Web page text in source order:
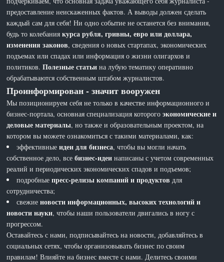
предоставление неискаженных фактов. А выводы должен сделать
каждый сам для себя! Ни одно событие не останется без внимания,
будь то колебаниякурса рубля, гривны, евро или доллара,
изменения законов, сведения о новых стартапах, экономических
подъемах или спадах или информация о жизни олигархов и
политиков.Полезные статьи на лубую тематику оперативно
обрабатываются собственным штабом журналистов.
Проинформирован - значит вооружен
Мы позиционируем себя не только в качестве информационного и
бизнес-портала, основная специализация которогоэкономические и
деловые материалы, но также и образовательным проектом, на
котором вы можете ознакомиться с такими материалами, как:
эффективныеидеи для бизнеса, чтобы вы могли начать
собственное дело, всебизнес-идеи написаны с учетом современных
реалий и периодических экономических спадов и подъемов;
подробныепресс-релизы компаний и продуктов для
сотрудничества;
свежиеновости информационных, высоких технологий и
новости науки, чтобы наши пользователи двигались в ногу с
прогрессом.
Оставайтесь с нами, подписывайтесь на новости, добавляйтесь в
социальных сетях, чтобы организовывать бизнес по своим
правилам! Влияйте на бизнес вместе с нами. Делитесь своими